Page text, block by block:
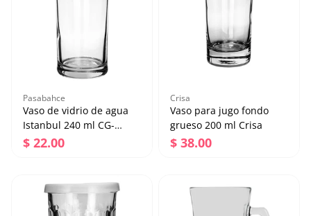
Agregar al carrito Agregar al carrito
Pasabahce
Vaso de vidrio de agua
Istanbul 240 ml CG-
754375 Pasabahce
Precio regular
$ 22.00
Istanbul 240 ml CG-
754375 Pasabahce
Precio regular
$ 22.00
Crisa
Vaso para jugo fondo
grueso 200 ml Crisa
Precio regular
$ 38.00
grueso 200 ml Crisa
Precio regular
$ 38.00